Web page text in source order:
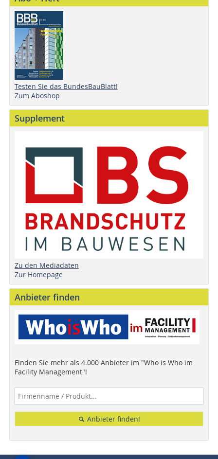
Testen Sie das BundesBauBlatt!
Zum Aboshop
Supplement
Zu den Mediadaten
Zur Homepage
Anbieter finden
Finden Sie mehr als 4.000 Anbieter im "Who is Who im
Facility Management"!
Anbieter finden!